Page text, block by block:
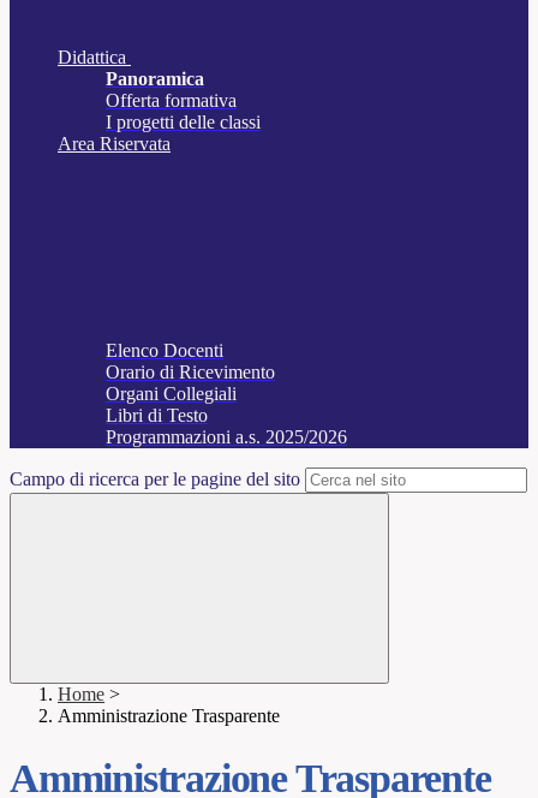
Didattica
Panoramica
Offerta formativa
I progetti delle classi
Area Riservata
Elenco Docenti
Orario di Ricevimento
Organi Collegiali
Libri di Testo
Programmazioni a.s. 2025/2026
Campo di ricerca per le pagine del sito
Home >
Amministrazione Trasparente
Amministrazione Trasparente